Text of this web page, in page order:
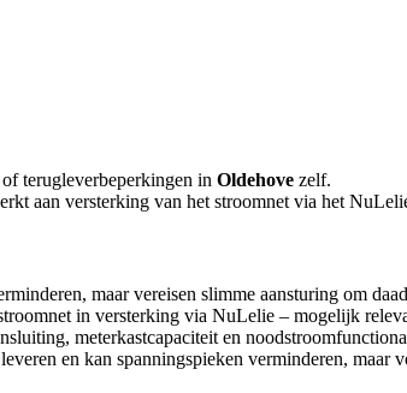
terugleverbeperkingen in Oldehove zelf.
aan versterking van het stroomnet via het
maar vereisen slimme aansturing om
in versterking via NuLelie – mogelijk
meterkastcapaciteit en
en kan spanningspieken verminderen,